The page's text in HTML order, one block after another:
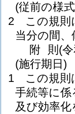
(従前の様
2
この規則
当分の間
附 則 (
(施行期日)
1
この規則
手続等に
及び効率